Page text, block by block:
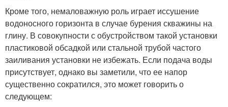
Кроме того, немаловажную роль играет иссушение
водоносного горизонта в случае бурения скважины на
глину. В совокупности с обустройством такой установки
пластиковой обсадкой или стальной трубой частого
заиливания установки не избежать. Если подача воды
присутствует, однако вы заметили, что ее напор
существенно сократился, это может говорить о
следующем: